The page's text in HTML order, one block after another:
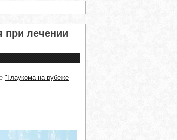
при лечении
"Глаукома на рубеже